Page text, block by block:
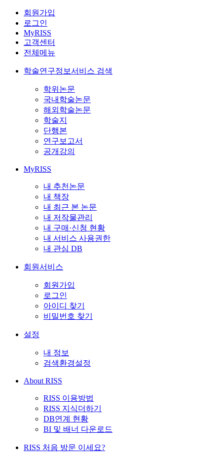
회원가입
로그인
MyRISS
고객센터
전체메뉴
학술연구정보서비스 검색
학위논문
국내학술논문
해외학술논문
학술지
단행본
연구보고서
공개강의
MyRISS
내 추천논문
내 책장
내 최근 본 논문
내 저작물관리
내 구매·신청 현황
내 서비스 사용권한
내 관심 DB
회원서비스
회원가입
로그인
아이디 찾기
비밀번호 찾기
설정
내 정보
검색환경설정
About RISS
RISS 이용방법
RISS 지식더하기
DB연계 현황
BI 및 배너 다운로드
RISS 처음 방문 이세요?